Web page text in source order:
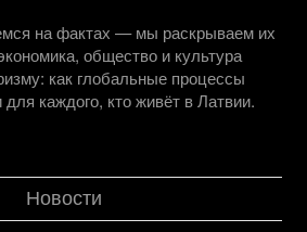
на фактах — мы раскрываем их
общество и культура
как глобальные процессы
каждого, кто живёт в Латвии.
Новости